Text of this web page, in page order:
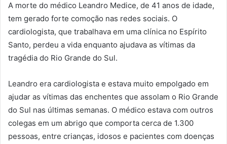
A morte do médico Leandro Medice, de 41 anos de idade,
tem gerado forte comoção nas redes sociais. O
cardiologista, que trabalhava em uma clínica no Espírito
Santo, perdeu a vida enquanto ajudava as vítimas da
tragédia do Rio Grande do Sul.
Leandro era cardiologista e estava muito empolgado em
ajudar as vítimas das enchentes que assolam o Rio Grande
do Sul nas últimas semanas. O médico estava com outros
colegas em um abrigo que comporta cerca de 1.300
pessoas, entre crianças, idosos e pacientes com doenças